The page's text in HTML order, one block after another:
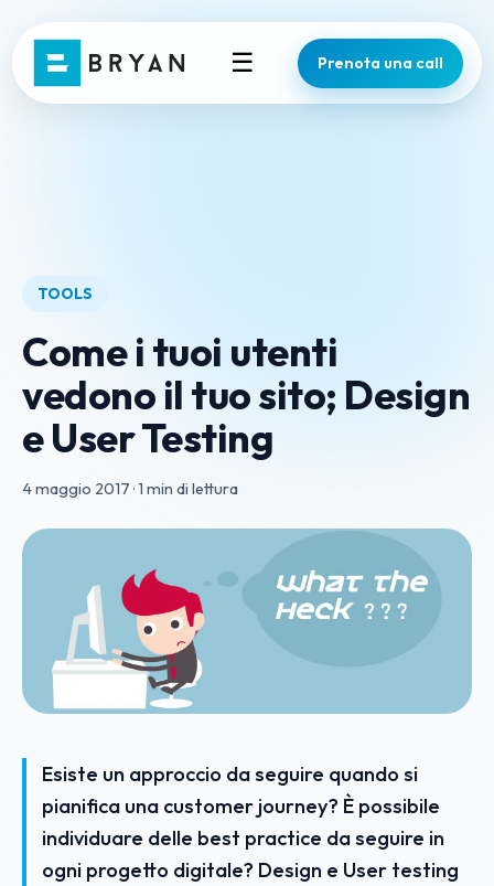
☰ Prenota una call
TOOLS
Come i tuoi utenti
vedono il tuo sito; Design
e User Testing
4 maggio 2017·1 min di lettura
Esiste un approccio da seguire quando si
pianifica una customer journey? È possibile
individuare delle best practice da seguire in
ogni progetto digitale? Design e User testing